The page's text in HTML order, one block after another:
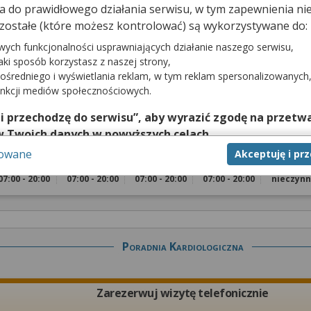
Zarezerwuj wizytę telefonicznie
Wymagane skierowanie
poradni wymaga telefonicznego kontaktu z przychodnią pod numerem:
- 20:00
07:00 - 20:00
07:00 - 20:00
07:00 - 20:00
Sobota
Poradnia Kardiologiczna
Zarezerwuj wizytę telefonicznie
do prawidłowego działania serwisu, w tym zapewnienia
(które możesz kontrolować) są wykorzystywane do:
funkcjonalności usprawniających działanie naszego serwisu,
sposób korzystasz z naszej strony,
i wyświetlania reklam, w tym reklam spersonalizowanych,
mediów społecznościowych.
przechodzę do serwisu”, aby wyrazić zgodę na
danych w powyższych celach.
zgody jest dobrowolne, a wyrażoną zgodę możesz w
na przetwarzanie Twoich danych tylko w niektórych
zaawansowanych”.
wykorzystywania narzędzi zewnętrznych w naszym
Akceptuję i